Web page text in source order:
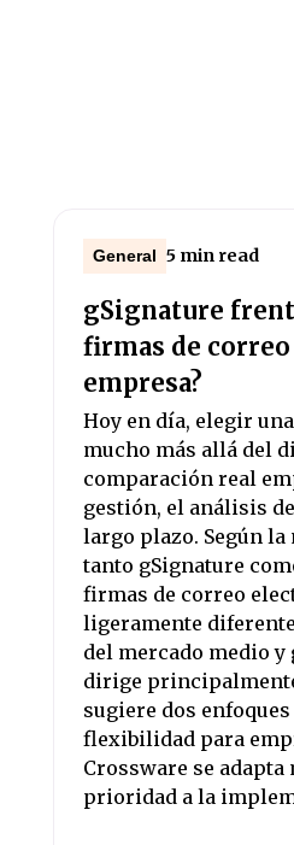
General 5 min read
gSignature
firmas de
empresa?
Hoy en día, elegir
mucho más allá del
comparación real
gestión, el análisis
largo plazo. Según
tanto gSignature
firmas de correo
ligeramente
del mercado medio y
dirige
sugiere dos
flexibilidad para
Crossware se
prioridad a la